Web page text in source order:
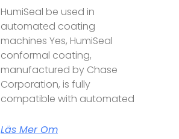
HumiSeal be used in
automated coating
machines Yes, HumiSeal
conformal coating,
manufactured by Chase
Corporation, is fully
compatible with automated
Läs Mer Om